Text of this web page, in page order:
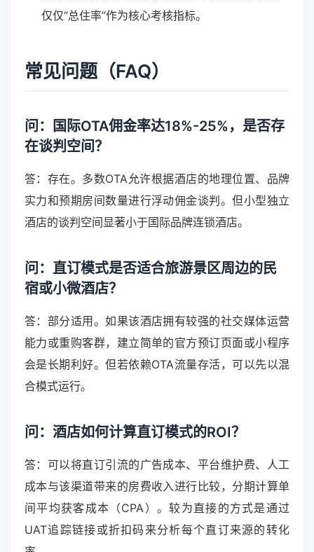
仅仅“总住率”作为核心考核指标。
常见问题（FAQ）
问：国际OTA佣金率达18%-25%，是否存
在谈判空间？
答：存在。多数OTA允许根据酒店的地理位置、品牌
实力和预期房间数量进行浮动佣金谈判。但小型独立
酒店的谈判空间显著小于国际品牌连锁酒店。
问：直订模式是否适合旅游景区周边的民
宿或小微酒店？
答：部分适用。如果该酒店拥有较强的社交媒体运营
能力或重购客群，建立简单的官方预订页面或小程序
会是长期利好。但若依赖OTA流量存活，可以先以混
合模式运行。
问：酒店如何计算直订模式的ROI？
答：可以将直订引流的广告成本、平台维护费、人工
成本与该渠道带来的房费收入进行比较，分期计算单
间平均获客成本（CPA）。较为直接的方式是通过
UAT追踪链接或折扣码来分析每个直订来源的转化